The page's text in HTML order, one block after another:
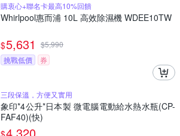
購衷心+聯名卡最高10%回饋
Whirlpool惠而浦 10L 高效除濕機 WDEE10TW
$5,631 $5,990
挑戰低價
券
三段保溫，方便又實用
象印*4公升*日本製 微電腦電動給水熱水瓶(CP-
FAF40)(快)